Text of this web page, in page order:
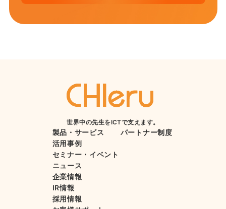
世界中の先生をICTで支えます。
製品・サービス
活用事例
セミナー・イベント
ニュース
企業情報
IR情報
採用情報
パートナー制度